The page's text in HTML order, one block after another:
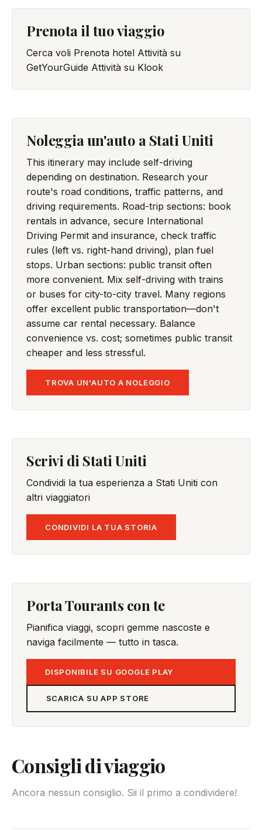
Prenota il tuo viaggio
Cerca voli Prenota hotel Attività su
GetYourGuide Attività su Klook
Noleggia un'auto a Stati Uniti
This itinerary may include self-driving
depending on destination. Research your
route's road conditions, traffic patterns, and
driving requirements. Road-trip sections: book
rentals in advance, secure International
Driving Permit and insurance, check traffic
rules (left vs. right-hand driving), plan fuel
stops. Urban sections: public transit often
more convenient. Mix self-driving with trains
or buses for city-to-city travel. Many regions
offer excellent public transportation—don't
assume car rental necessary. Balance
convenience vs. cost; sometimes public transit
cheaper and less stressful.
TROVA UN'AUTO A NOLEGGIO
Scrivi di Stati Uniti
Condividi la tua esperienza a Stati Uniti con
altri viaggiatori
CONDIVIDI LA TUA STORIA
Porta Tourants con te
Pianifica viaggi, scopri gemme nascoste e
naviga facilmente — tutto in tasca.
DISPONIBILE SU GOOGLE PLAY
SCARICA SU APP STORE
Consigli di viaggio
Ancora nessun consiglio. Sii il primo a condividere!